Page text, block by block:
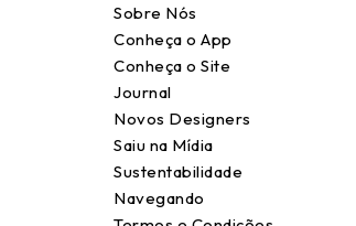
Sobre Nós
Conheça o App
Conheça o Site
Journal
Novos Designers
Saiu na Mídia
Sustentabilidade
Navegando